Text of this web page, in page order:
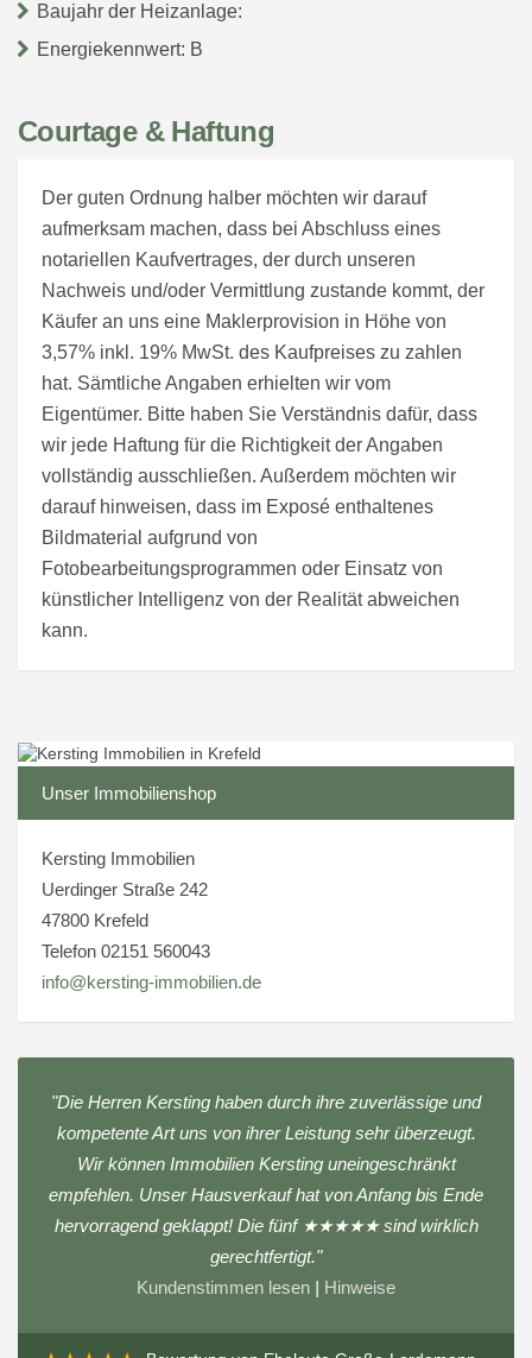
Baujahr der Heizanlage:
Energiekennwert: B
Courtage & Haftung
Der guten Ordnung halber möchten wir darauf
aufmerksam machen, dass bei Abschluss eines
notariellen Kaufvertrages, der durch unseren
Nachweis und/oder Vermittlung zustande kommt, der
Käufer an uns eine Maklerprovision in Höhe von
3,57% inkl. 19% MwSt. des Kaufpreises zu zahlen
hat. Sämtliche Angaben erhielten wir vom
Eigentümer. Bitte haben Sie Verständnis dafür, dass
wir jede Haftung für die Richtigkeit der Angaben
vollständig ausschließen. Außerdem möchten wir
darauf hinweisen, dass im Exposé enthaltenes
Bildmaterial aufgrund von
Fotobearbeitungsprogrammen oder Einsatz von
künstlicher Intelligenz von der Realität abweichen
kann.
Unser Immobilienshop
Kersting Immobilien
Uerdinger Straße 242
47800 Krefeld
Telefon 02151 560043
info@kersting-immobilien.de
"Die Herren Kersting haben durch ihre zuverlässige und
kompetente Art uns von ihrer Leistung sehr überzeugt.
Wir können Immobilien Kersting uneingeschränkt
empfehlen. Unser Hausverkauf hat von Anfang bis Ende
hervorragend geklappt! Die fünf ★★★★★ sind wirklich
gerechtfertigt."
Kundenstimmen lesen | Hinweise